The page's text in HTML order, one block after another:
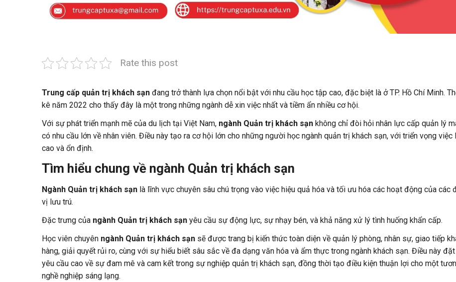
Rate this post
Trung cấp quản trị khách sạnđang trở thành lựa chọn nổi bật với nhu cầu học tập cao, đặc biệt là ở TP. Hồ Chí Minh.
kê năm 2022 cho thấy đây là một trong những ngành dễ xin việc nhất và tiềm ẩn nhiều cơ hội.
Với sự phát triển mạnh mẽ của du lịch tại Việt Nam, ngành Quản trị khách sạnkhông chỉ đòi hỏi nhân lực cấp quản lý
có nhu cầu lớn về nhân viên. Điều này tạo ra cơ hội lớn cho những người học ngành quản trị khách sạn, với triển vọng việc
cao và ổn định.
Tìm hiểu chung về ngành Quản trị khách sạn
Ngành Quản trị khách sạnlà lĩnh vực chuyên sâu chú trọng vào việc hiệu quả hóa và tối ưu hóa các hoạt động của các
vị lưu trú.
Đặc trưng của ngành Quản trị khách sạnyêu cầu sự động lực, sự nhạy bén, và khả năng xử lý tình huống khẩn cấp.
Học viên chuyên ngành Quản trị khách sạnsẽ được trang bị kiến thức toàn diện về quản lý phòng, nhân sự, giao tiếp
hàng, giải quyết rủi ro, cùng với sự hiểu biết sâu sắc về đa dạng văn hóa và ẩm thực trong ngành khách sạn. Điều này đặt
yêu cầu cao về sự đam mê và cam kết trong sự nghiệp quản trị khách sạn, đồng thời tạo điều kiện thuận lợi cho một
nghề nghiệp sáng lạng.